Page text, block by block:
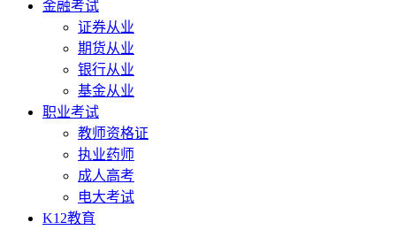
金融考试
证券从业
期货从业
银行从业
基金从业
职业考试
教师资格证
执业药师
成人高考
电大考试
K12教育